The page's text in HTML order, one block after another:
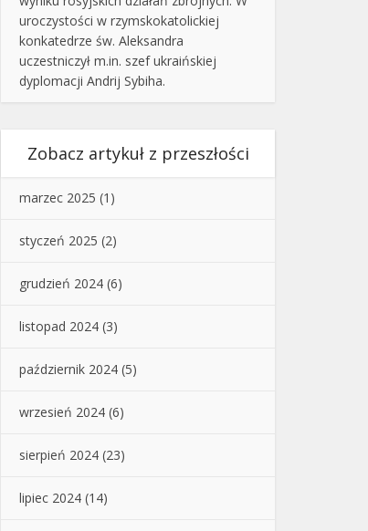
uroczystości w rzymskokatolickiej
konkatedrze św. Aleksandra
uczestniczył m.in. szef ukraińskiej
dyplomacji Andrij Sybiha.
Zobacz artykuł z przeszłości
marzec 2025 (1)
styczeń 2025 (2)
grudzień 2024 (6)
listopad 2024 (3)
październik 2024 (5)
wrzesień 2024 (6)
sierpień 2024 (23)
lipiec 2024 (14)